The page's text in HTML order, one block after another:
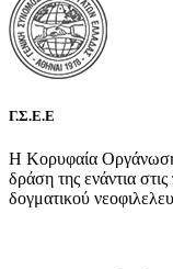
Γ.Σ.Ε.Ε
Η Κορυφαία Οργάνωση
δράση της ενάντια
δογματικού